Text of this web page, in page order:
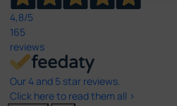
4,8/5
165
reviews
Our 4 and 5 star reviews.
Click here to read them all >